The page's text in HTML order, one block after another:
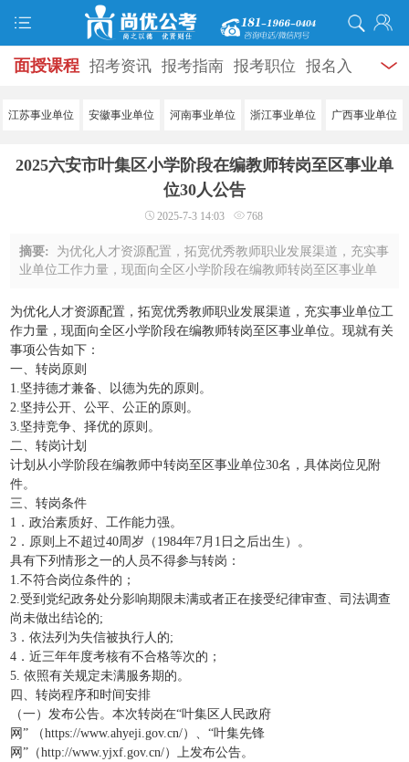
面授课程 招考资讯 报考指南 报考职位 报名入
口 打准考证 成绩查询 面试公告 录用公示 辅导
学员风采 名师团队
江苏事业单位 安徽事业单位 河南事业单位 浙江事业单位 广西事业单位
2025六安市叶集区小学阶段在编教师转岗至区事业单
位30人公告
2025-7-3 14:03 768
摘要: 为优化人才资源配置，拓宽优秀教师职业发展渠道，充实事
业单位工作力量，现面向全区小学阶段在编教师转岗至区事业单
为先的原则。2.坚持公开、公平、公正 ...
为优化人才资源配置，拓宽优秀教师职业发展渠道，充实事业单位工
作力量，现面向全区小学阶段在编教师转岗至区事业单位。现就有关
事项公告如下：
一、转岗原则
1.坚持德才兼备、以德为先的原则。
2.坚持公开、公平、公正的原则。
3.坚持竞争、择优的原则。
二、转岗计划
计划从小学阶段在编教师中转岗至区事业单位30名，具体岗位见附
件。
三、转岗条件
1．政治素质好、工作能力强。
2．原则上不超过40周岁（1984年7月1日之后出生）。
具有下列情形之一的人员不得参与转岗：
1.不符合岗位条件的；
2.受到党纪政务处分影响期限未满或者正在接受纪律审查、司法调查
尚未做出结论的;
3．依法列为失信被执行人的;
4．近三年年度考核有不合格等次的；
5. 依照有关规定未满服务期的。
四、转岗程序和时间安排
（一）发布公告。本次转岗在“叶集区人民政府
网” （https://www.ahyeji.gov.cn/）、“叶集先锋
网”（http://www.yjxf.gov.cn/）上发布公告。